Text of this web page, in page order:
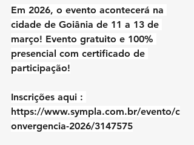
Em 2026, o evento acontecerá na
cidade de Goiânia de 11 a 13 de
março! Evento gratuito e 100%
presencial com certificado de
participação!
Inscrições aqui :
https://www.sympla.com.br/evento/c
onvergencia-2026/3147575